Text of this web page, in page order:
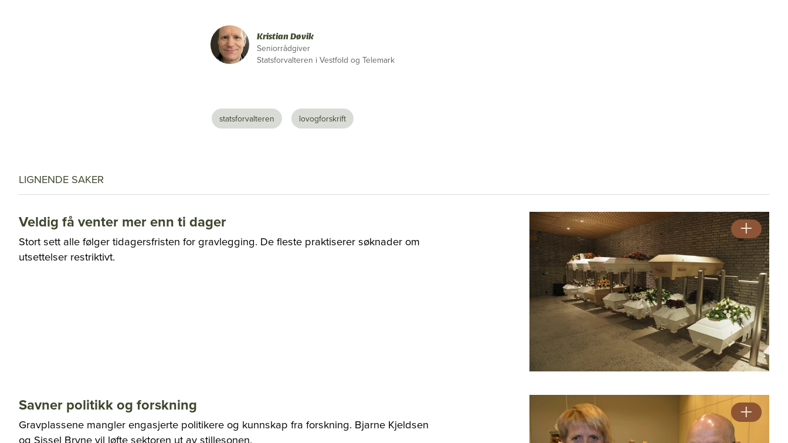
Kristian Døvik
Seniorrådgiver
Statsforvalteren i Vestfold og Telemark
statsforvalteren lovogforskrift
LIGNENDE SAKER
Veldig få venter mer enn ti dager
Stort sett alle følger tidagersfristen for gravlegging. De fleste praktiserer søknader om
utsettelser restriktivt.
Savner politikk og forskning
Gravplassene mangler engasjerte politikere og kunnskap fra forskning. Bjarne Kjeldsen
og Sissel Bryne vil løfte sektoren ut av stillesonen.